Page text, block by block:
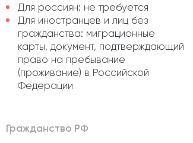
Для россиян: не требуется
Для иностранцев и лиц без
гражданства: миграционные
карты, документ, подтверждающий
право на пребывание
(проживание) в Российской
Федерации
Гражданство РФ